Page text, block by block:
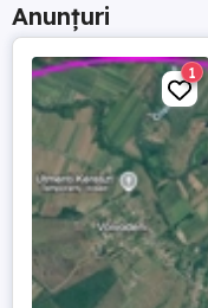
Anunțuri
1